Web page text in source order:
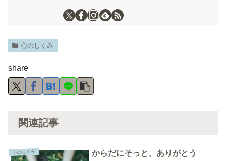
心のしくみ
share
関連記事
心のしくみ からだにそっと、ありがとう